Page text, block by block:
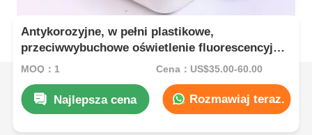
Antykorozyjne, w pełni plastikowe,
przeciwwybuchowe oświetlenie fluorescencyjne
serii BYS 6000K
MOQ：1 Cena：US$35.00-60.00
Najlepsza cena Rozmawiaj teraz.